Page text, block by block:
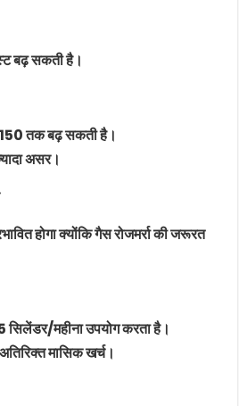
बढ़ सकती है।
तक बढ़ सकती है।
असर।
होगा क्योंकि गैस रोजमर्रा की जरूरत
महीना उपयोग करता है।
मासिक खर्च।